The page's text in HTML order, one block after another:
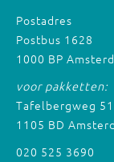
Postadres
Postbus 1628
1000 BP
voor pakketten:
Tafelbergweg 51
1105 BD
020 525 3690